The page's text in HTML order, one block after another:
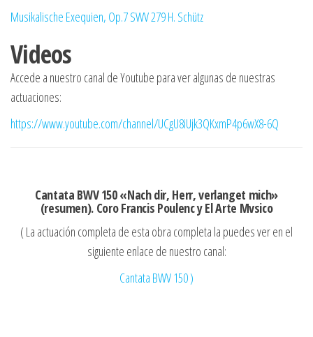
Musikalische Exequien, Op.7 SWV 279 H. Schütz
Videos
Accede a nuestro canal de Youtube para ver algunas de nuestras
actuaciones:
https://www.youtube.com/channel/UCgU8iUjk3QKxmP4p6wX8-6Q
Cantata BWV 150 «Nach dir, Herr, verlanget mich»
(resumen). Coro Francis Poulenc y El Arte Mvsico
( La actuación completa de esta obra completa la puedes ver en el
siguiente enlace de nuestro canal:
Cantata BWV 150 )